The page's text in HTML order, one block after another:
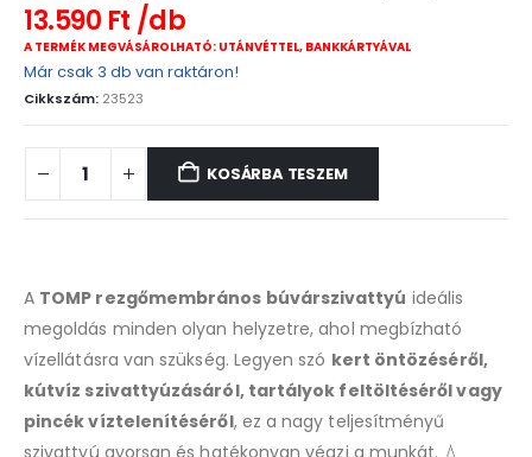
13.590 Ft
A TERMÉK MEGVÁSÁROLHATÓ: UTÁNVÉTTEL, BANKKÁRTYÁVAL
Már csak 3 db van raktáron!
Cikkszám: 23523
KOSÁRBA TESZEM
A TOMP rezgőmembrános búvárszivattyú ideális
megoldás minden olyan helyzetre, ahol megbízható
vízellátásra van szükség. Legyen szó kert öntözéséről,
kútvíz szivattyúzásáról, tartályok feltöltéséről vagy
pincék víztelenítéséről, ez a nagy teljesítményű
szivattyú gyorsan és hatékonyan végzi a munkát. 💧